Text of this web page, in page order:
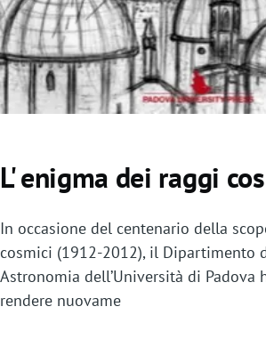
o
L' enigma dei raggi
In occasione del centenario della
cosmici (1912-2012), il Dipartimento
Astronomia dell’Università di Padova
rendere nuovame